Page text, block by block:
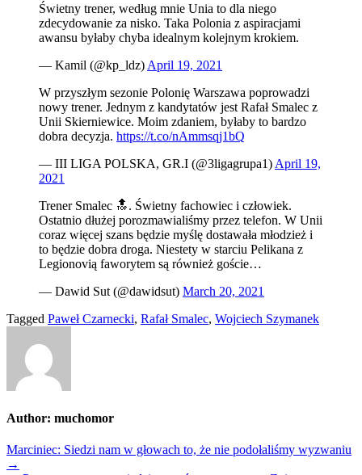
Świetny trener, według mnie Unia to dla niego
zdecydowanie za nisko. Taka Polonia z aspiracjami
awansu byłaby chyba idealnym kolejnym krokiem.
— Kamil (@kp_ldz) April 19, 2021
W przyszłym sezonie Polonię Warszawa poprowadzi
nowy trener. Jednym z kandytatów jest Rafał Smalec z
Unii Skierniewice. Moim zdaniem, byłaby to bardzo
dobra decyzja. https://t.co/nAmmsqj1bQ
— III LIGA POLSKA, GR.I (@3ligagrupa1) April 19,
2021
Trener Smalec 🔝. Świetny fachowiec i człowiek.
Ostatnio dłużej porozmawialiśmy przez telefon. W Unii
coraz więcej szans będzie myślę dostawała młodzież i
to będzie dobra droga. Niestety w starciu Pelikana z
Legionovią faworytem są również goście…
— Dawid Sut (@dawidsut) March 20, 2021
Tagged Paweł Czarnecki, Rafał Smalec, Wojciech Szymanek
Author: muchomor
Nawigacja
Marciniec: Siedzi nam w głowach to, że nie podołaliśmy wyzwaniu
→